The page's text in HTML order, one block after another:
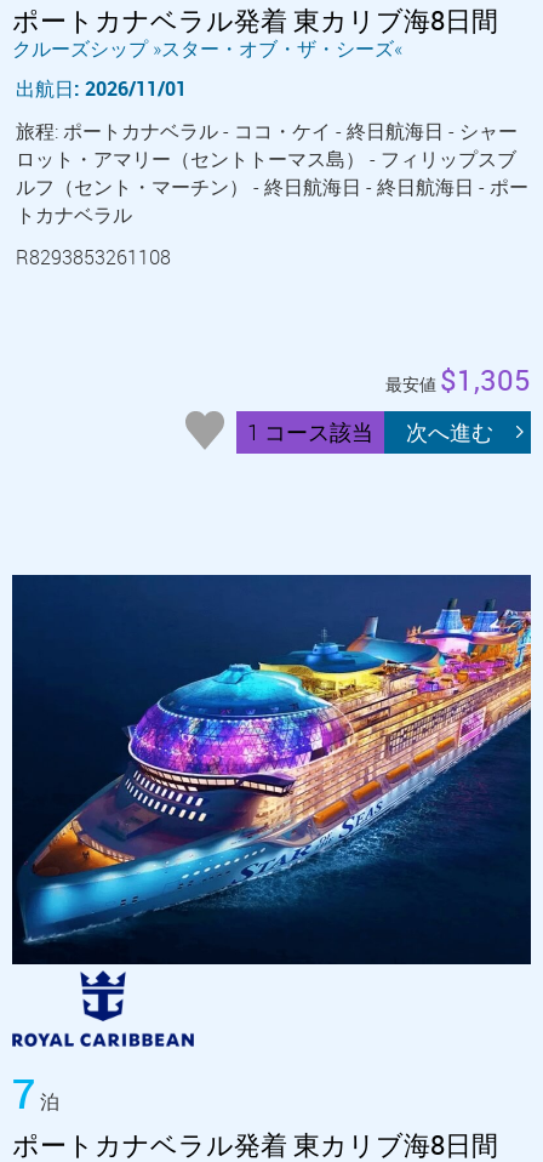
ポートカナベラル発着 東カリブ海8日間
クルーズシップ »スター・オブ・ザ・シーズ«
出航日: 2026/11/01
旅程: ポートカナベラル - ココ・ケイ - 終日航海日 - シャー
ロット・アマリー（セントトーマス島） - フィリップスブ
ルフ（セント・マーチン） - 終日航海日 - 終日航海日 - ポー
トカナベラル
R8293853261108
最安値 $1,305
1 コース該当 次へ進む
7 泊
ポートカナベラル発着 東カリブ海8日間